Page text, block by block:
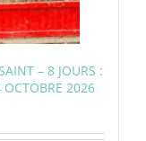
– 8 JOURS :
2026